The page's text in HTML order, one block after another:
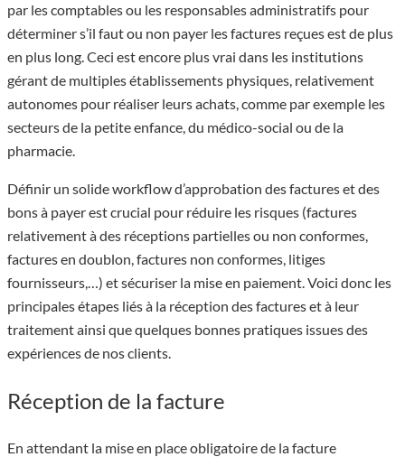
par les comptables ou les responsables administratifs pour
déterminer s’il faut ou non payer les factures reçues est de plus
en plus long. Ceci est encore plus vrai dans les institutions
gérant de multiples établissements physiques, relativement
autonomes pour réaliser leurs achats, comme par exemple les
secteurs de la petite enfance, du médico-social ou de la
pharmacie.
Définir un solide workflow d’approbation des factures et des
bons à payer est crucial pour réduire les risques (factures
relativement à des réceptions partielles ou non conformes,
factures en doublon, factures non conformes, litiges
fournisseurs,…) et sécuriser la mise en paiement. Voici donc les
principales étapes liés à la réception des factures et à leur
traitement ainsi que quelques bonnes pratiques issues des
expériences de nos clients.
Réception de la facture
En attendant la mise en place obligatoire de la facture